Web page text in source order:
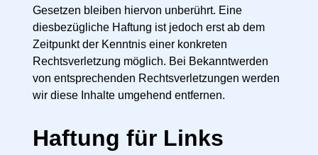
Gesetzen bleiben hiervon unberührt. Eine
diesbezügliche Haftung ist jedoch erst ab dem
Zeitpunkt der Kenntnis einer konkreten
Rechtsverletzung möglich. Bei Bekanntwerden
von entsprechenden Rechtsverletzungen werden
wir diese Inhalte umgehend entfernen.
Haftung für Links